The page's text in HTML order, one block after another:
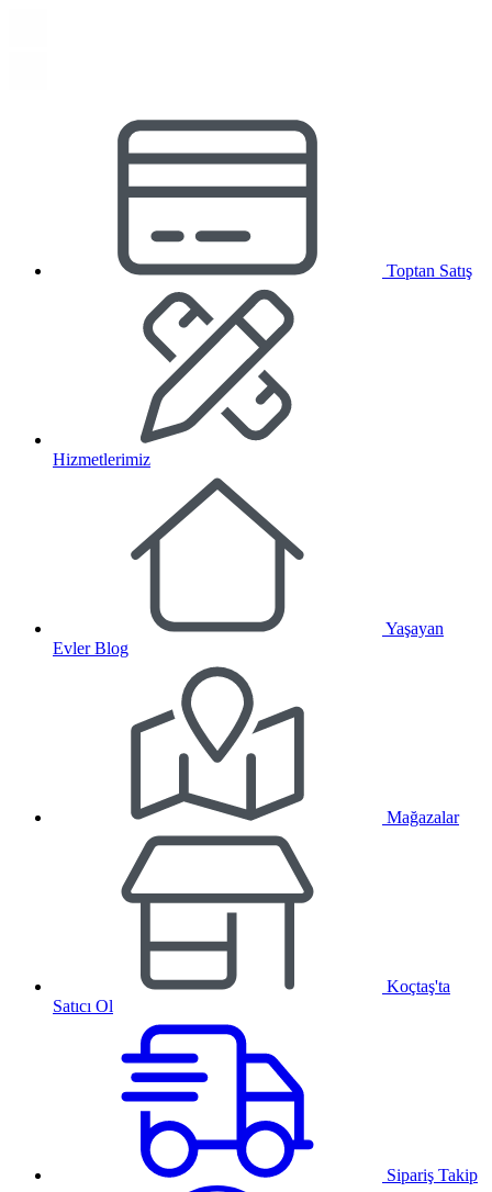
Toptan Satış
Hizmetlerimiz
Yaşayan
Evler Blog
Mağazalar
Koçtaş'ta
Satıcı Ol
Sipariş Takip